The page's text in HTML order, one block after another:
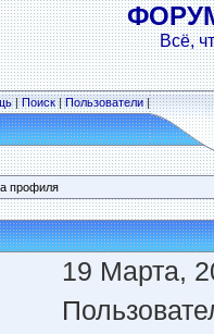
Всё,
|Поиск|Пользователи|
профиля
19 Марта,